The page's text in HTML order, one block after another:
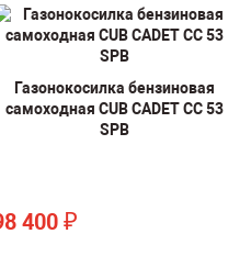
Газонокосилка бензиновая
самоходная CUB CADET CC 53
SPB
400 ₽